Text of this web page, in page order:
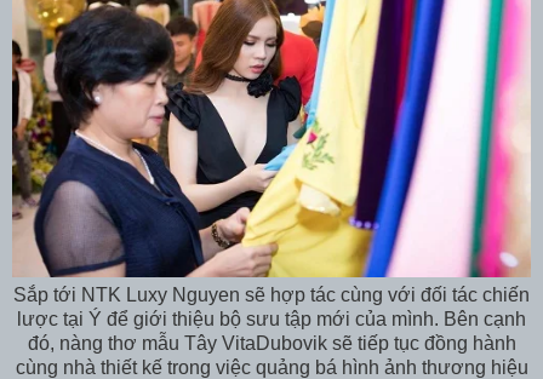
Sắp tới NTK Luxy Nguyen sẽ hợp tác cùng với đối tác chiến
lược tại Ý để giới thiệu bộ sưu tập mới của mình. Bên cạnh
đó, nàng thơ mẫu Tây VitaDubovik sẽ tiếp tục đồng hành
cùng nhà thiết kế trong việc quảng bá hình ảnh thương hiệu